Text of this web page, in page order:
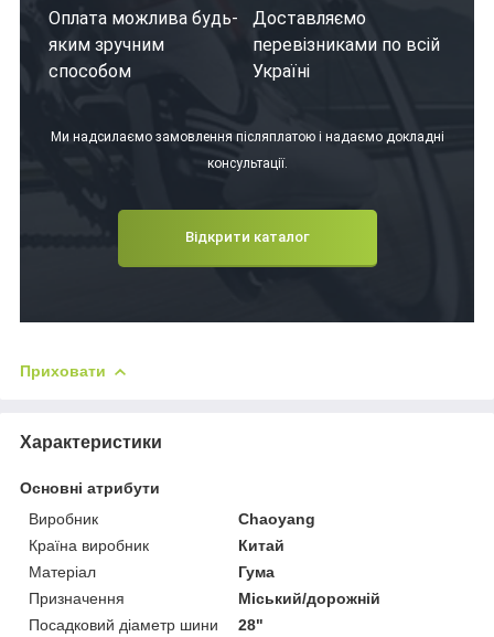
Оплата можлива будь-
яким зручним
способом
Доставляємо
перевізниками по всій
Україні
Ми надсилаємо замовлення післяплатою і надаємо докладні
консультації.
Відкрити каталог
Приховати
Характеристики
Основні атрибути
Виробник
Chaoyang
Країна виробник
Китай
Матеріал
Гума
Призначення
Міський/дорожній
Посадковий діаметр шини
28"